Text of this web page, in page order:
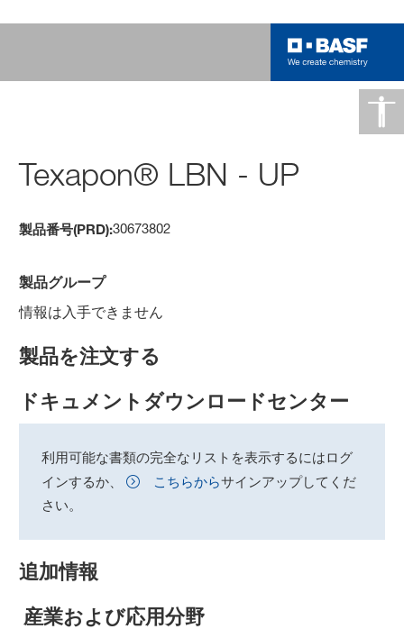
Texapon® LBN - UP
製品番号(PRD):30673802
製品グループ
情報は入手できません
製品を注文する
ドキュメントダウンロードセンター
利用可能な書類の完全なリストを表示するにはログ
インするか、
こちらからサインアップしてくだ
さい。
追加情報
産業および応用分野